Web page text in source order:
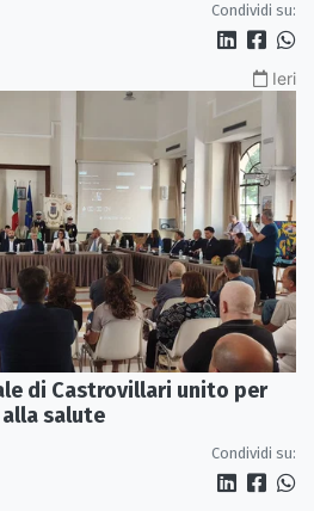
Condividi su:
Ieri
di Castrovillari unito per
salute
Condividi su: